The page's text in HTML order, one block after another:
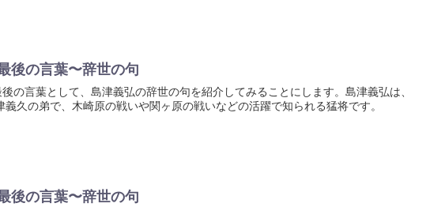
後の言葉〜辞世の句
の言葉として、島津義弘の辞世の句を紹介してみることにします。島津義弘は、
義久の弟で、木崎原の戦いや関ヶ原の戦いなどの活躍で知られる猛将です。
後の言葉〜辞世の句